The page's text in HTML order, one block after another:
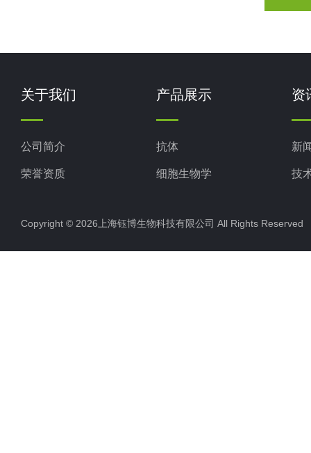
关于我们
公司简介
荣誉资质
产品展示
抗体
细胞生物学
资
新
技
Copyright © 2026上海钰博生物科技有限公司 All Rights